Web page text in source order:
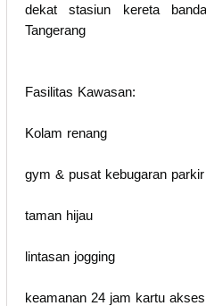
dekat stasiun kereta
Tangerang
Fasilitas Kawasan:
Kolam renang
gym & pusat kebugaran
taman hijau
lintasan jogging
keamanan 24 jam kartu akses